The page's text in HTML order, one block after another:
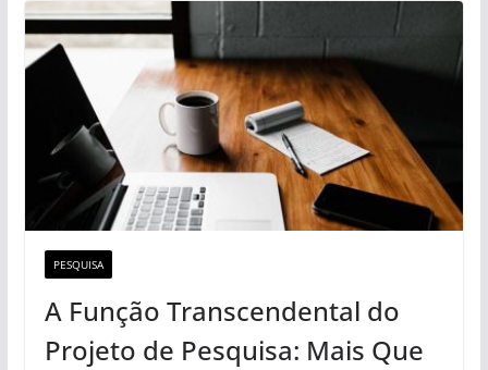
PESQUISA
A Função Transcendental do
Projeto de Pesquisa: Mais Que